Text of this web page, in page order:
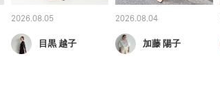
2026.08.05
目黒 越子
2026.08.04
加藤 陽子